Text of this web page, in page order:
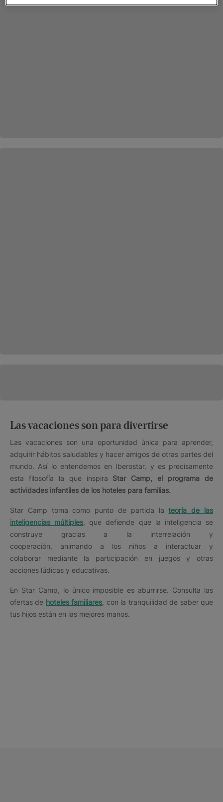
Las vacaciones son para divertirse
Las vacaciones son una oportunidad única para aprender,
adquirir hábitos saludables y hacer amigos de otras partes del
mundo. Así lo entendemos en Iberostar, y es precisamente
esta filosofía la que inspira Star Camp, el programa de
actividades infantiles de los hoteles para familias.
Star Camp toma como punto de partida lateoría de las
inteligencias múltiples , que defiende que la inteligencia se
construye gracias a la interrelación y
cooperación, animando a los niños a interactuar y
colaborar mediante la participación en juegos y otras
acciones lúdicas y educativas.
En Star Camp, lo único imposible es aburrirse. Consulta las
ofertas de hoteles familiares , con la tranquilidad de saber que
tus hijos están en las mejores manos.